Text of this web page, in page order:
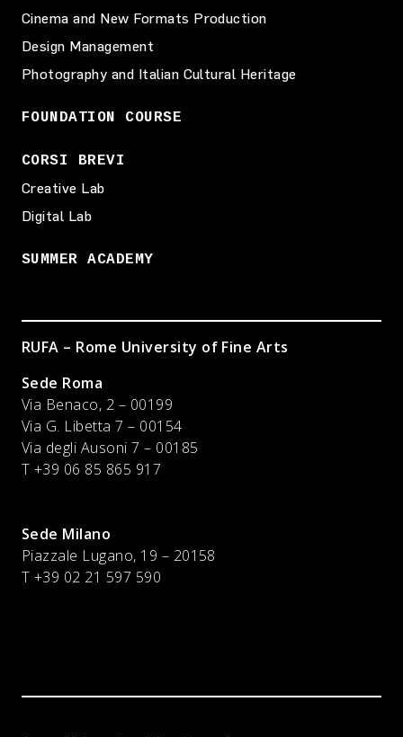
Cinema and New Formats Production
Design Management
Photography and Italian Cultural Heritage
FOUNDATION COURSE
CORSI BREVI
Creative Lab
Digital Lab
SUMMER ACADEMY
RUFA – Rome University of Fine Arts
Sede Roma
Via Benaco, 2 – 00199
Via G. Libetta 7 – 00154
Via degli Ausoni 7 – 00185
T +39 06 85 865 917
Sede Milano
Piazzale Lugano, 19 – 20158
T +39 02 21 597 590